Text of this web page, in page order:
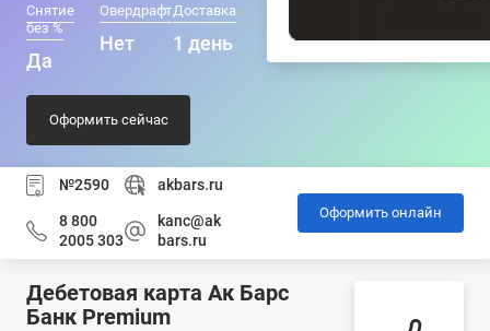
Снятие
без %
Да
Овердрафт
Нет
Доставка
1 день
Оформить сейчас
№2590 akbars.ru
8 800
2005 303
kanc@ak
bars.ru
Оформить онлайн
Дебетовая карта Ак Барс
Банк Premium